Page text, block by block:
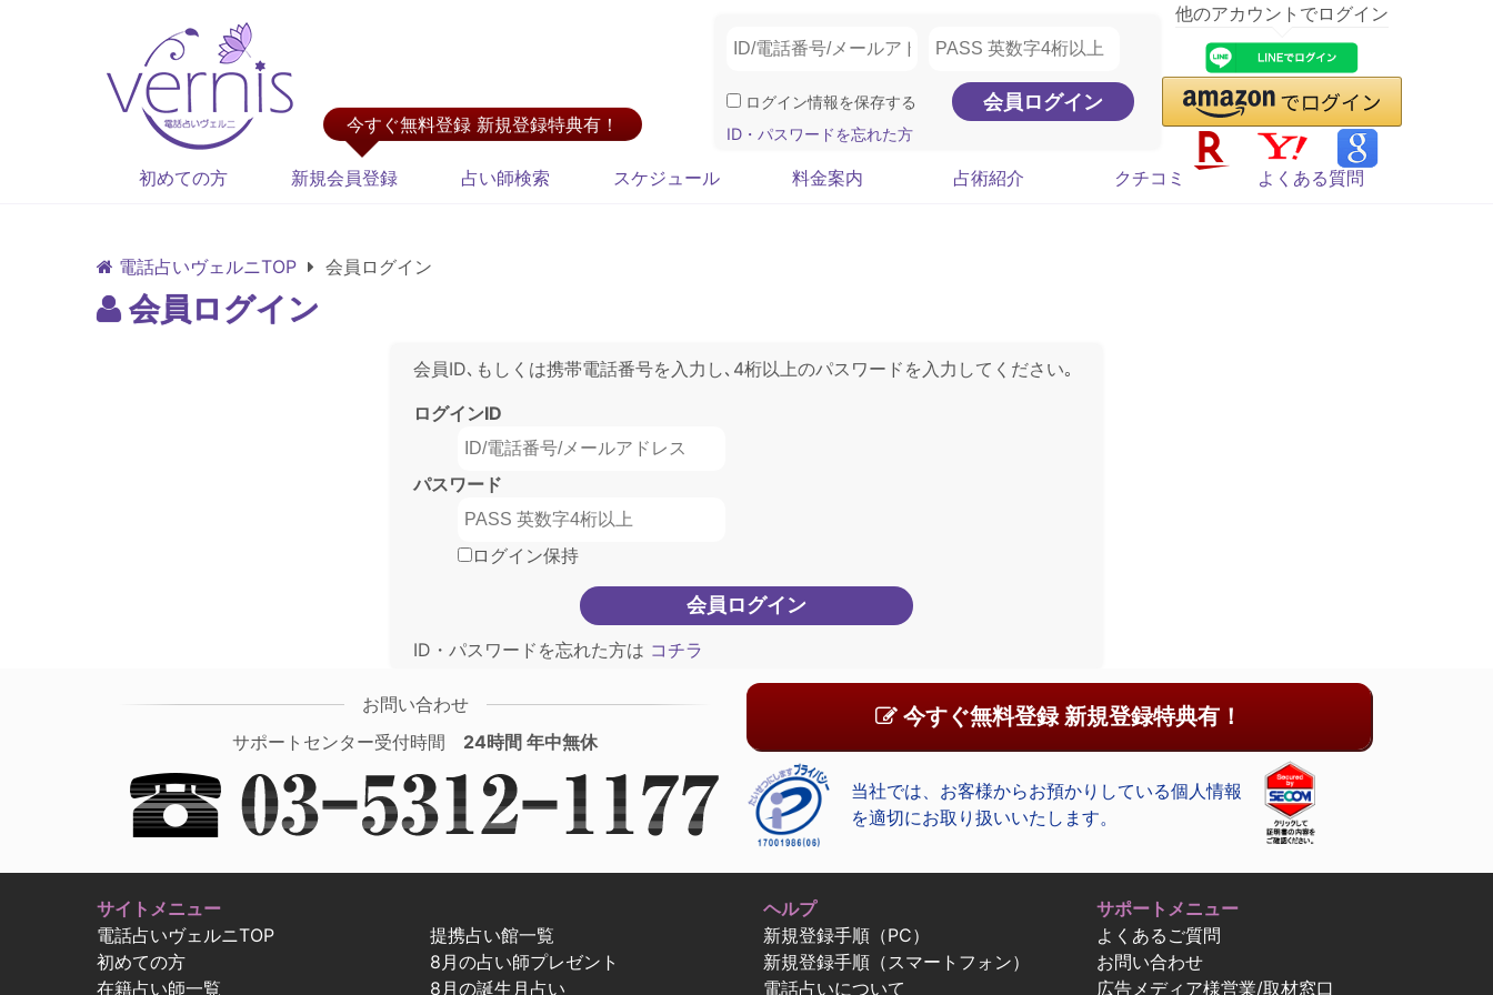
今すぐ無料登録 新規登録特典有！
ログイン情報を保存する
ID・パスワードを忘れた方
他のアカウントでログイン
初めての方 新規会員登録 占い師検索 スケジュール 料金案内 占術紹介 クチコミ よくある質問
電話占いヴェルニTOP 会員ログイン
会員ログイン
会員ID､もしくは携帯電話番号を入力し､4桁以上のパスワードを入力してください｡
ログインID
パスワード
ログイン保持
ID・パスワードを忘れた方は コチラ
お問い合わせ
サポートセンター受付時間 24時間 年中無休
今すぐ無料登録 新規登録特典有！
当社では、お客様からお預かりしている個人情報
を適切にお取り扱いいたします。
サイトメニュー
電話占いヴェルニTOP
初めての方
在籍占い師一覧
提携占い館一覧
8月の占い師プレゼント
8月の誕生月占い
ヘルプ
新規登録手順（PC）
新規登録手順（スマートフォン）
電話占いについて
サポートメニュー
よくあるご質問
お問い合わせ
広告メディア様営業/取材窓口